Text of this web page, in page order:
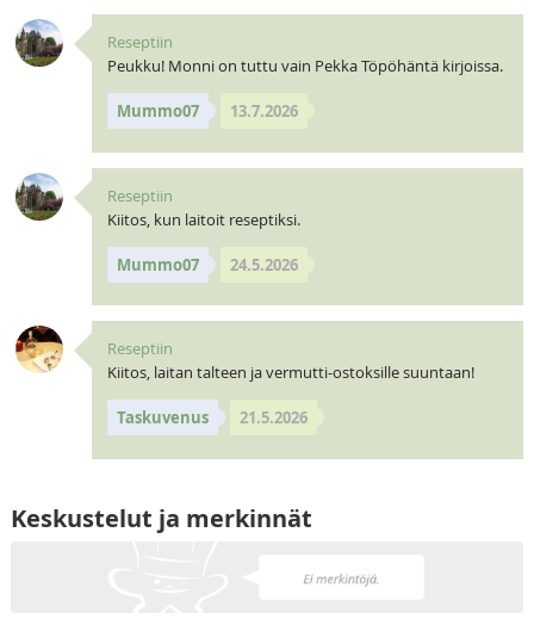
Reseptiin
Peukku! Monni on tuttu vain Pekka Töpöhäntä kirjoissa.
Mummo07 13.7.2026
Reseptiin
Kiitos, kun laitoit reseptiksi.
Mummo07 24.5.2026
Reseptiin
Kiitos, laitan talteen ja vermutti-ostoksille suuntaan!
Taskuvenus 21.5.2026
Keskustelut ja merkinnät